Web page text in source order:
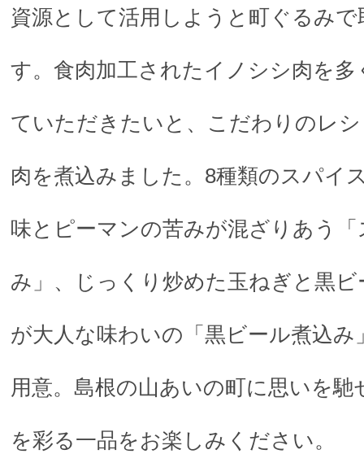
資源として活用しようと町ぐるみ
す。食肉加工されたイノシシ肉を
ていただきたいと、こだわりのレ
肉を煮込みました。8種類のスパイ
味とピーマンの苦みが混ざりあう
み」、じっくり炒めた玉ねぎと黒
が大人な味わいの「黒ビール煮込み
用意。島根の山あいの町に思いを馳
を彩る一品をお楽しみください。